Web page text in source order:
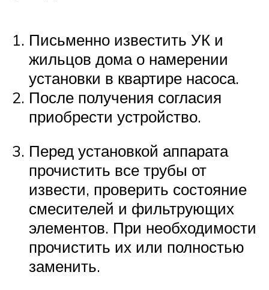
Письменно известить УК и
жильцов дома о намерении
установки в квартире насоса.
После получения согласия
приобрести устройство.
Перед установкой аппарата
прочистить все трубы от
извести, проверить состояние
смесителей и фильтрующих
элементов. При необходимости
прочистить их или полностью
заменить.